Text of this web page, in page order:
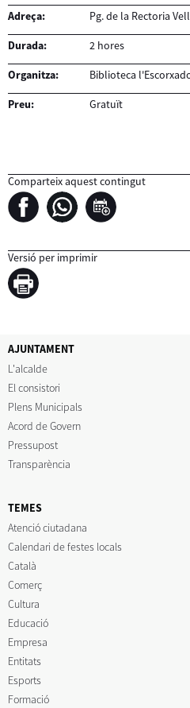
Adreça: Pg. de la Rectoria
Durada: 2 hores
Organitza: Biblioteca
Preu: Gratuït
Comparteix aquest contingut
Versió per imprimir
AJUNTAMENT
L'alcalde
El consistori
Plens Municipals
Acord de Govern
Pressupost
Transparència
TEMES
Atenció ciutadana
Calendari de festes locals
Català
Comerç
Cultura
Educació
Empresa
Entitats
Esports
Formació